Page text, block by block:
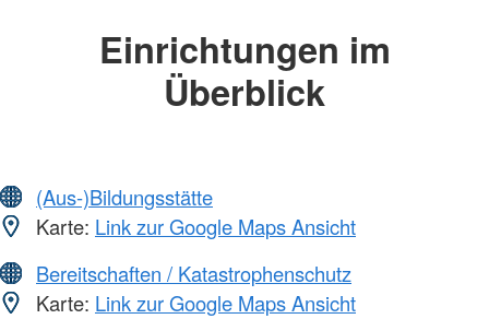
Einrichtungen im
Überblick
(Aus-)Bildungsstätte
Karte: Link zur Google Maps Ansicht
Bereitschaften / Katastrophenschutz
Karte: Link zur Google Maps Ansicht